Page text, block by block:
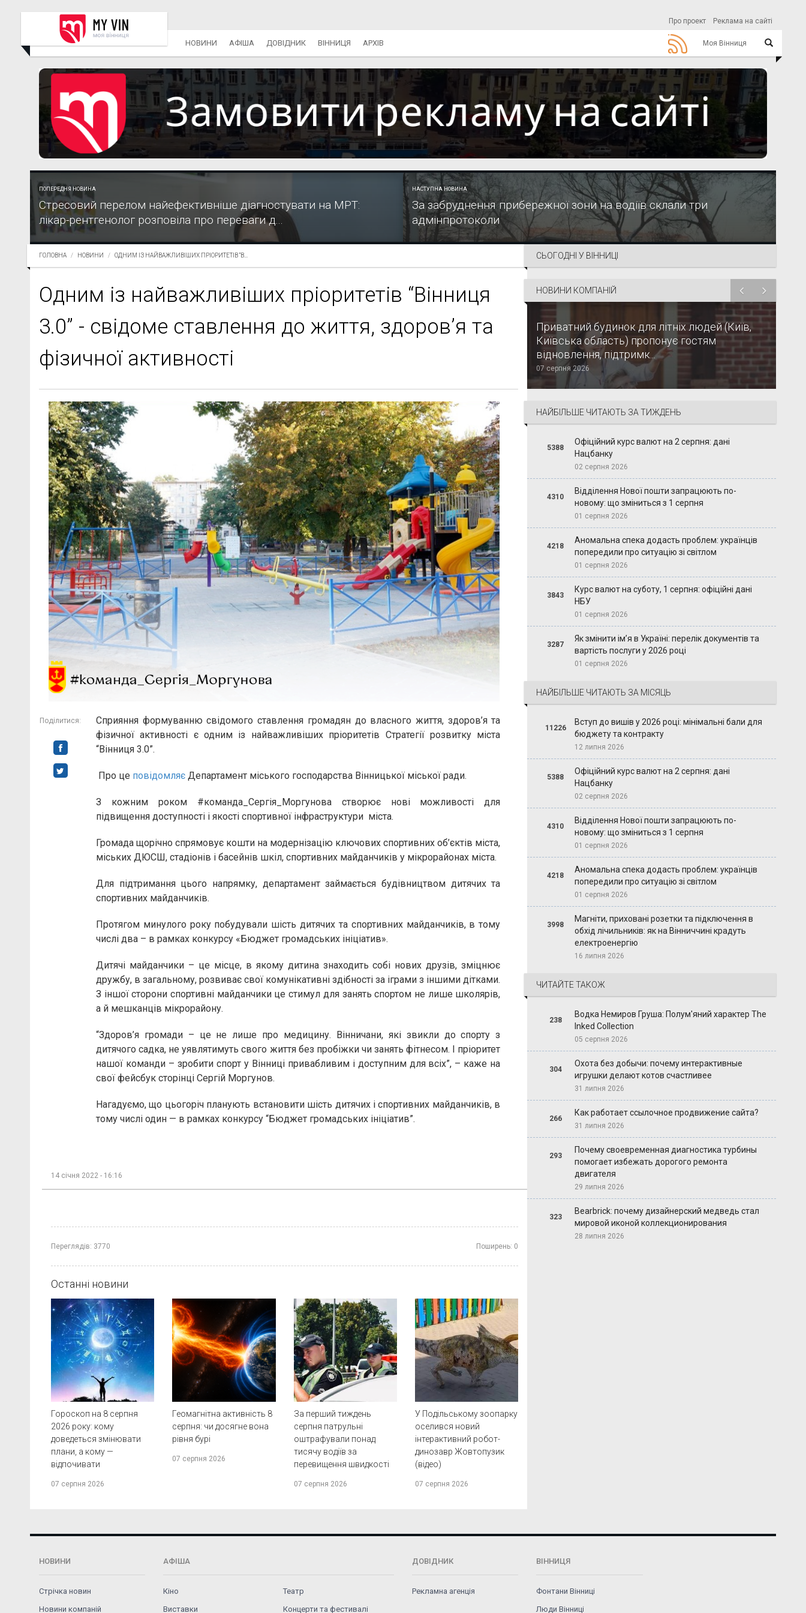
Про проект Реклама на сайті
Моя Вінниця
НОВИНИ АФІША ДОВІДНИК ВІННИЦЯ АРХІВ
ПОПЕРЕДНЯ НОВИНА
Стресовий перелом найефективніше діагностувати на МРТ:
лікар-рентгенолог розповіла про переваги д...
НАСТУПНА НОВИНА
За забруднення прибережної зони на водіїв склали три
адмінпротоколи
ГОЛОВНА НОВИНИ ОДНИМ ІЗ НАЙВАЖЛИВІШИХ ПРІОРИТЕТІВ “В...
Одним із найважливіших пріоритетів “Вінниця
3.0” - свідоме ставлення до життя, здоров’я та
фізичної активності
Поділитися:
Сприяння формуванню свідомого ставлення громадян до власного життя, здоров’я та
фізичної активності є одним із найважливіших пріоритетів Стратегії розвитку міста
“Вінниця 3.0”.
Про це повідомляє Департамент міського господарства Вінницької міської ради.
З кожним роком #команда_Сергія_Моргунова створює нові можливості для
підвищення доступності і якості спортивної інфраструктури міста.
Громада щорічно спрямовує кошти на модернізацію ключових спортивних об’єктів міста,
міських ДЮСШ, стадіонів і басейнів шкіл, спортивних майданчиків у мікрорайонах міста.
Для підтримання цього напрямку, департамент займається будівництвом дитячих та
спортивних майданчиків.
Протягом минулого року побудували шість дитячих та спортивних майданчиків, в тому
числі два – в рамках конкурсу «Бюджет громадських ініціатив».
Дитячі майданчики – це місце, в якому дитина знаходить собі нових друзів, зміцнює
дружбу, в загальному, розвиває свої комунікативні здібності за іграми з іншими дітками.
З іншої сторони спортивні майданчики це стимул для занять спортом не лише школярів,
а й мешканців мікрорайону.
“Здоров’я громади – це не лише про медицину. Вінничани, які звикли до спорту з
дитячого садка, не уявлятимуть свого життя без пробіжки чи занять фітнесом. І пріоритет
нашої команди – зробити спорт у Вінниці привабливим і доступним для всіх”, – каже на
свої фейсбук сторінці Сергій Моргунов.
Нагадуємо, що цьогоріч планують встановити шість дитячих і спортивних майданчиків, в
тому числі один — в рамках конкурсу “Бюджет громадських ініціатив”.
14 січня 2022 - 16:16
Переглядів: 3770 Поширень: 0
Останні новини
Гороскоп на 8 серпня
2026 року: кому
доведеться змінювати
плани, а кому —
відпочивати
07 серпня 2026
Геомагнітна активність 8
серпня: чи досягне вона
рівня бурі
07 серпня 2026
За перший тиждень
серпня патрульні
оштрафували понад
тисячу водіїв за
перевищення швидкості
07 серпня 2026
У Подільському зоопарку
оселився новий
інтерактивний робот-
динозавр Жовтопузик
(відео)
07 серпня 2026
СЬОГОДНІ У ВІННИЦІ
НОВИНИ КОМПАНІЙ
Приватний будинок для літніх людей (Київ,
Київська область) пропонує гостям
відновлення, підтримк...
07 серпня 2026
НАЙБІЛЬШЕ ЧИТАЮТЬ ЗА ТИЖДЕНЬ
5388
Офіційний курс валют на 2 серпня: дані
Нацбанку
02 серпня 2026
4310
Відділення Нової пошти запрацюють по-
новому: що зміниться з 1 серпня
01 серпня 2026
4218
Аномальна спека додасть проблем: українців
попередили про ситуацію зі світлом
01 серпня 2026
3843
Курс валют на суботу, 1 серпня: офіційні дані
НБУ
01 серпня 2026
3287
Як змінити ім’я в Україні: перелік документів та
вартість послуги у 2026 році
01 серпня 2026
НАЙБІЛЬШЕ ЧИТАЮТЬ ЗА МІСЯЦЬ
11226
Вступ до вишів у 2026 році: мінімальні бали для
бюджету та контракту
12 липня 2026
5388
Офіційний курс валют на 2 серпня: дані
Нацбанку
02 серпня 2026
4310
Відділення Нової пошти запрацюють по-
новому: що зміниться з 1 серпня
01 серпня 2026
4218
Аномальна спека додасть проблем: українців
попередили про ситуацію зі світлом
01 серпня 2026
3998
Магніти, приховані розетки та підключення в
обхід лічильників: як на Вінниччині крадуть
електроенергію
16 липня 2026
ЧИТАЙТЕ ТАКОЖ
238
Водка Немиров Груша: Полум'яний характер The
Inked Collection
05 серпня 2026
304
Охота без добычи: почему интерактивные
игрушки делают котов счастливее
31 липня 2026
266
Как работает ссылочное продвижение сайта?
31 липня 2026
293
Почему своевременная диагностика турбины
помогает избежать дорогого ремонта
двигателя
29 липня 2026
323
Bearbrick: почему дизайнерский медведь стал
мировой иконой коллекционирования
28 липня 2026
НОВИНИ
Стрічка новин
Новини компаній
АФІША
Кіно
Театр
Виставки
Концерти та фестивалі
ДОВІДНИК
Рекламна агенція
ВІННИЦЯ
Фонтани Вінниці
Люди Вінниці